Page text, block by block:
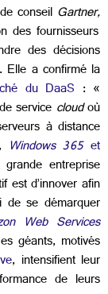
conseil Gartner,
des fournisseurs
des décisions
Elle a confirmé la
du DaaS : «
service cloudoù
à distance
Windows 365et
entreprise
est d’innover afin
de se démarquer
Web Services
géants, motivés
, intensifient leur
de leurs